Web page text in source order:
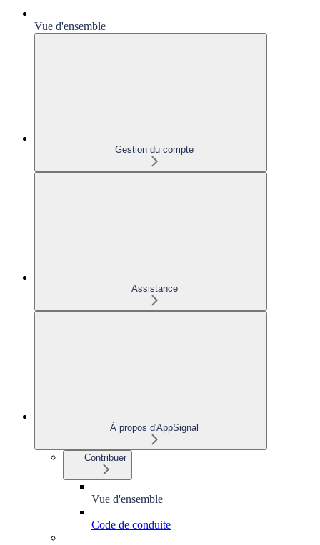
Vue d'ensemble
Gestion du compte
Assistance
À propos d'AppSignal
Contribuer
Vue d'ensemble
Code de conduite